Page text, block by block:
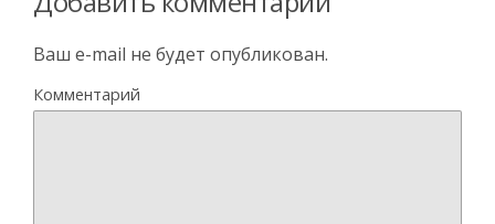
Ваш e-mail не будет опубликован.
Комментарий